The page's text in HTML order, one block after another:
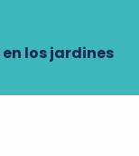
los jardines